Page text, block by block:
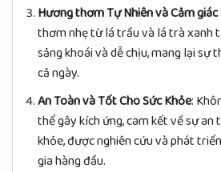
Hương thơm Tự Nhiên và Cảm giác
thơm nhẹ từ lá trầu và lá trà xanh
sảng khoái và dễ chịu, mang lại sự
cả ngày.
An Toàn và Tốt Cho Sức Khỏe:
thể gây kích ứng, cam kết về sự
khỏe, được nghiên cứu và phát
gia hàng đầu.